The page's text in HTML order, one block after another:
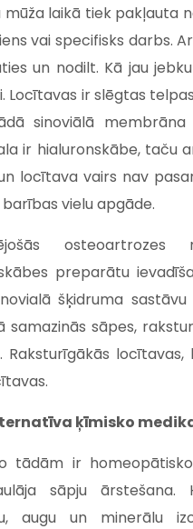
mūža laikā tiek pakļauta
vai specifisks darbs.
un nodilt. Kā jau
Locītavas ir slēgtas
sinoviālā
ir hialuronskābe, taču
locītava vairs nav
vielu apgāde.
preparātu
šķidruma
samazinās sāpes,
Raksturīgākās
ķīmisko
tādām ir
sāpju
augu un minerālu